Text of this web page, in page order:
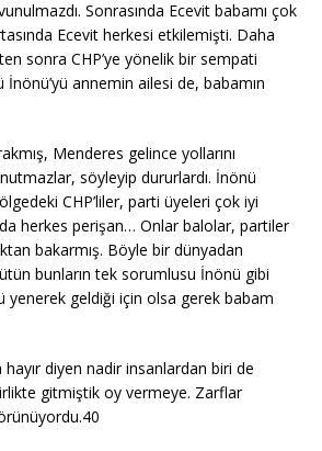
Sonrasında Ecevit babamı çok
Ecevit herkesi etkilemişti. Daha
sonra CHP’ye yönelik bir sempati
İnönü’yü annemin ailesi de, babamın
Menderes gelince yollarını
söyleyip dururlardı. İnönü
CHP’liler, parti üyeleri çok iyi
herkes perişan… Onlar balolar, partiler
bakarmış. Böyle bir dünyadan
bunların tek sorumlusu İnönü gibi
yenerek geldiği için olsa gerek babam
hayır diyen nadir insanlardan biri de
gitmiştik oy vermeye. Zarflar